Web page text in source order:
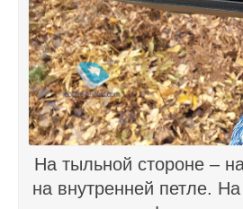
На тыльной стороне –
на внутренней петле.